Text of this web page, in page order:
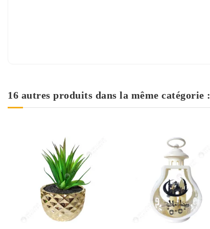
16 autres produits dans la même catégorie :